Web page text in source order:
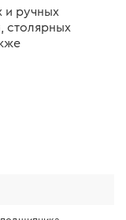
и ручных
столярных